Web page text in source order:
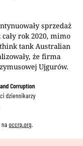
sprzedaż
rok 2020, mimo
tank Australian
że firma
Ujgurów.
Corruption
dziennikarzy
naoccrp.org.